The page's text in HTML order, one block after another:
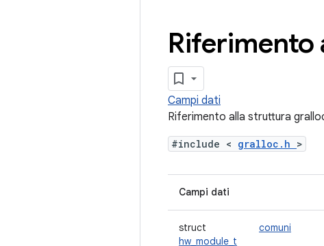
Campi dati
Riferimento alla struttura
#include < gralloc.h >
Campi dati
struct
hw_module_t
comuni